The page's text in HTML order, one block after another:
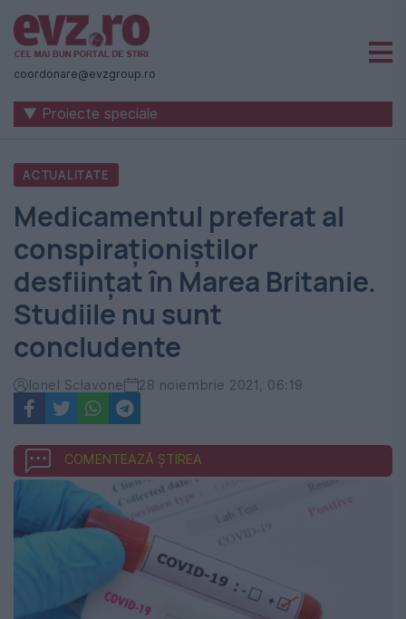
Știri
naționale
internaționale
România
-
Evenimentul
Zilei
coordonare@evzgroup.ro
▼ Proiecte speciale
ACTUALITATE
Medicamentul preferat al
conspiraționiștilor
desființat în Marea Britanie.
Studiile nu sunt
concludente
Ionel Sclavone 28 noiembrie 2021, 06:19
COMENTEAZĂ ȘTIREA